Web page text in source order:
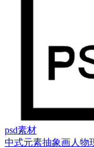
psd素材
中式元素抽象画人物